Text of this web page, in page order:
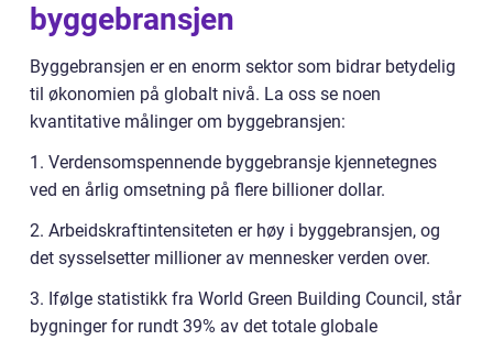
byggebransjen
Byggebransjen er en enorm sektor som bidrar betydelig
til økonomien på globalt nivå. La oss se noen
kvantitative målinger om byggebransjen:
1. Verdensomspennende byggebransje kjennetegnes
ved en årlig omsetning på flere billioner dollar.
2. Arbeidskraftintensiteten er høy i byggebransjen, og
det sysselsetter millioner av mennesker verden over.
3. Ifølge statistikk fra World Green Building Council, står
bygninger for rundt 39% av det totale globale